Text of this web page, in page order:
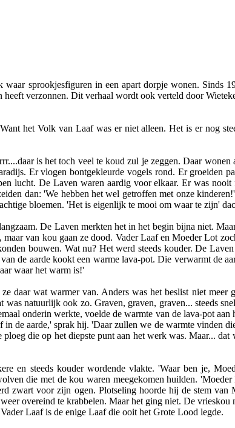
sprookjesfiguren in een apart dorpje wonen. Sinds
heeft verzonnen. Dit verhaal wordt ook verteld door
het Volk van Laaf was er niet alleen. Het is er nog
is het toch veel te koud zul je zeggen. Daar
Er vlogen bontgekleurde vogels rond. Er groeiden
lucht. De Laven waren aardig voor elkaar. Er was
dan: 'We hebben het wel getroffen met onze
bloemen. 'Het is eigenlijk te mooi om waar te zijn'
De Laven merkten het in het begin bijna niet.
van kou gaan ze dood. Vader Laaf en Moeder Lot
bouwen. Wat nu? Het werd steeds kouder. De
de aarde kookt een warme lava-pot. Die verwarmt de
waar het warm is!'
daar wat warmer van. Anders was het beslist niet
natuurlijk ook zo. Graven, graven, graven... steeds
onderin werkte, voelde de warmte van de lava-pot
de aarde,' sprak hij. 'Daar zullen we de warmte vinden
die op het diepste punt aan het werk was. Maar...
en steeds kouder wordende vlakte. 'Waar ben je,
die met de kou waren meegekomen huilden.
zwart voor zijn ogen. Plotseling hoorde hij de stem
overeind te krabbelen. Maar het ging niet. De
Laaf is de enige Laaf die ooit het Grote Lood legde.